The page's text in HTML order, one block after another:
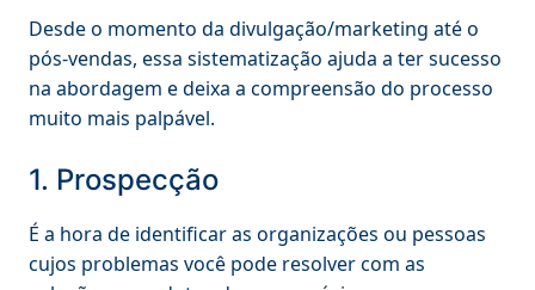
Desde o momento da divulgação/marketing até o
pós-vendas, essa sistematização ajuda a ter sucesso
na abordagem e deixa a compreensão do processo
muito mais palpável.
1. Prospecção
É a hora de identificar as organizações ou pessoas
cujos problemas você pode resolver com as